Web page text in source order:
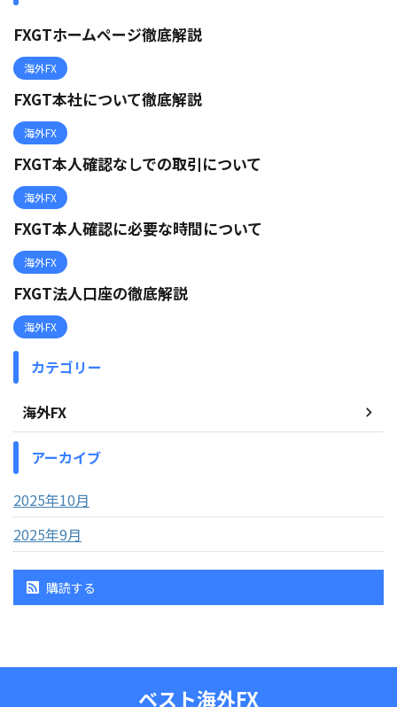
FXGTホームページ徹底解説
海外FX
FXGT本社について徹底解説
海外FX
FXGT本人確認なしでの取引について
海外FX
FXGT本人確認に必要な時間について
海外FX
FXGT法人口座の徹底解説
海外FX
カテゴリー
海外FX
アーカイブ
2025年10月
2025年9月
購読する
ベスト海外FX